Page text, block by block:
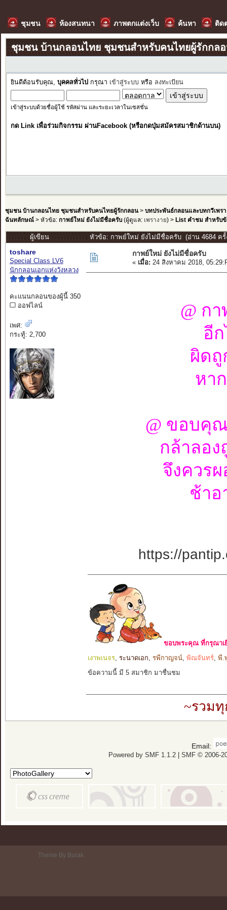
ชุมชน ห้องสนทนา ภาพตกแต่งเว็บ ค้นหา ติด
ชุมชน บ้านกลอนไทย ชุมชนสำหรับคนไทยผู้รักกล
ยินดีต้อนรับคุณ, บุคคลทั่วไป กรุณา เข้าสู่ระบบ หรือ ลงทะเบียน
เข้าสู่ระบบด้วยชื่อผู้ใช้ รหัสผ่าน และระยะเวลาในเซสชั่น
กด Link เพื่อร่วมกิจกรรม ผ่านFacebook (หรือกดปุ่มสมัครสมาชิกด้านบน)
ชุมชน บ้านกลอนไทย ชุมชนสำหรับคนไทยผู้รักกลอน> บทประพันธ์กลอนและบทกวีเพรา
ฉันทลักษณ์> หัวข้อ: กาพย์ใหม่ ยังไม่มีชื่อครับ(ผู้ดูแล: เพรางาย) > List คำชม สำหรับ
ผู้เขียน หัวข้อ: กาพย์ใหม่ ยังไม่มีชื่อครับ (อ่าน 4684 ครั้
toshare
Special Class LV6
นักกลอนเอกแห่งวังหลวง
คะแนนกลอนของผู้นี้ 350
ออฟไลน์
เพศ:
กระทู้: 2,700
กาพย์ใหม่ ยังไม่มีชื่อครับ
« เมื่อ: 24 สิงหาคม 2018,
@ ก
อี
ผิดถู
หา
@ ขอบคุ
กล้าลอ
จึงควรผ
ช้าอ
https://
ขอบพระคุณ ที่กรุณาเ
เงาพเนจร, ระนาดเอก รพีกาญจน์, พิณจันทร์, พี.
ข้อความนี้ มี 5 สมาชิก มาชื่นชม
~รวมทุ
Email:
Powered by SMF 1.1.2| SMF © 2006-
Theme By Burak